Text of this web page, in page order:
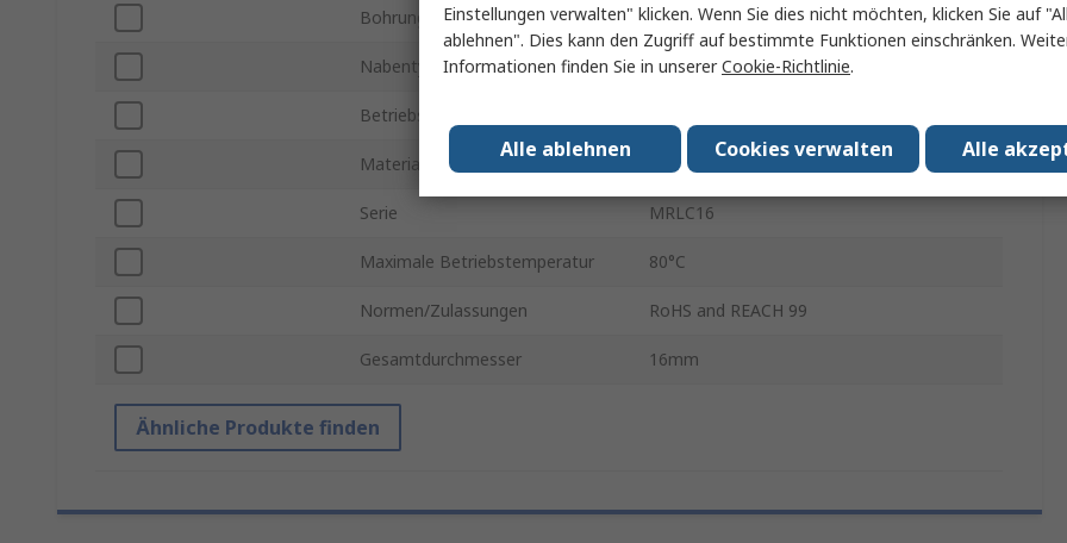
Bohrungslänge 23.5mm
Nabentyp Klemme
Betriebstemperatur min.
Material 7075-T651 Extrudierte Aluminiumstange
Serie MRLC16
Maximale Betriebstemperatur 80°C
Normen/Zulassungen RoHS and REACH 99
Gesamtdurchmesser 16mm
Ähnliche Produkte finden
Einstellungen verwalten" klicken. Wenn Sie dies nicht möchten, klicken Sie auf
ablehnen". Dies kann den Zugriff auf bestimmte Funktionen einschränken.
Informationen finden Sie in unsererCookie-Richtlinie.
Alle
Cookies verwalten
Alle ablehnen